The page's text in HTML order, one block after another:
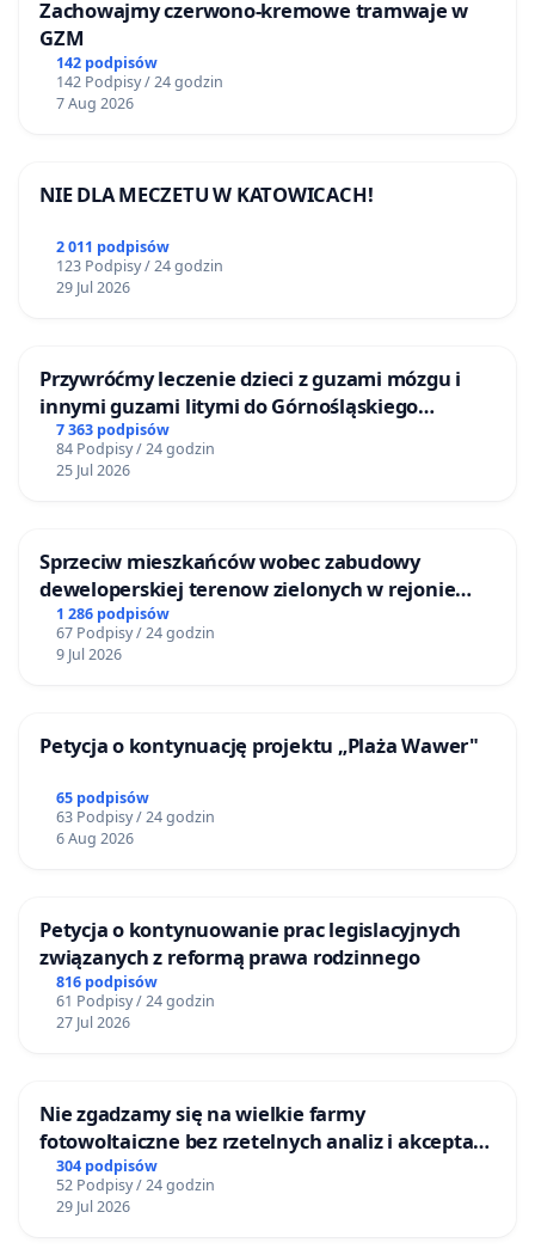
Zachowajmy czerwono-kremowe tramwaje w
GZM
142 podpisów
142 Podpisy / 24 godzin
7 Aug 2026
NIE DLA MECZETU W KATOWICACH!
2 011 podpisów
123 Podpisy / 24 godzin
29 Jul 2026
Przywróćmy leczenie dzieci z guzami mózgu i
innymi guzami litymi do Górnośląskiego
Centrum Zdrowia Dziecka w Katowicach
7 363 podpisów
84 Podpisy / 24 godzin
25 Jul 2026
Sprzeciw mieszkańców wobec zabudowy
deweloperskiej terenow zielonych w rejonie
Bulwarów Straceńskich w Bielsku-Białej
1 286 podpisów
67 Podpisy / 24 godzin
9 Jul 2026
Petycja o kontynuację projektu „Plaża Wawer"
65 podpisów
63 Podpisy / 24 godzin
6 Aug 2026
Petycja o kontynuowanie prac legislacyjnych
związanych z reformą prawa rodzinnego
816 podpisów
61 Podpisy / 24 godzin
27 Jul 2026
Nie zgadzamy się na wielkie farmy
fotowoltaiczne bez rzetelnych analiz i akceptacji
mieszkańców
304 podpisów
52 Podpisy / 24 godzin
29 Jul 2026